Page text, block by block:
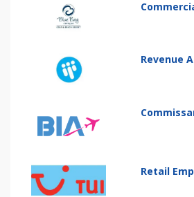
Revenue
Retail